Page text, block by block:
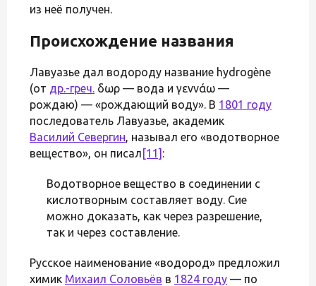
из неё получен.
Происхождение названия
Лавуазье дал водороду название hydrogène
(от др.-греч. ὕδωρ — вода и γεννάω —
рождаю) — «рождающий воду». В 1801 году
последователь Лавуазье, академик
Василий Севергин, называл его «водотворное
вещество», он писал [11] :
Водотворное вещество в соединении с
кислотворным составляет воду. Сие
можно доказать, как через разрешение,
так и через составление.
Русское наименование «водород» предложил
химик Михаил Соловьёв в 1824 году — по